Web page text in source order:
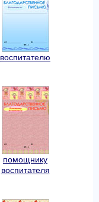
воспитателю
помощнику
воспитателя